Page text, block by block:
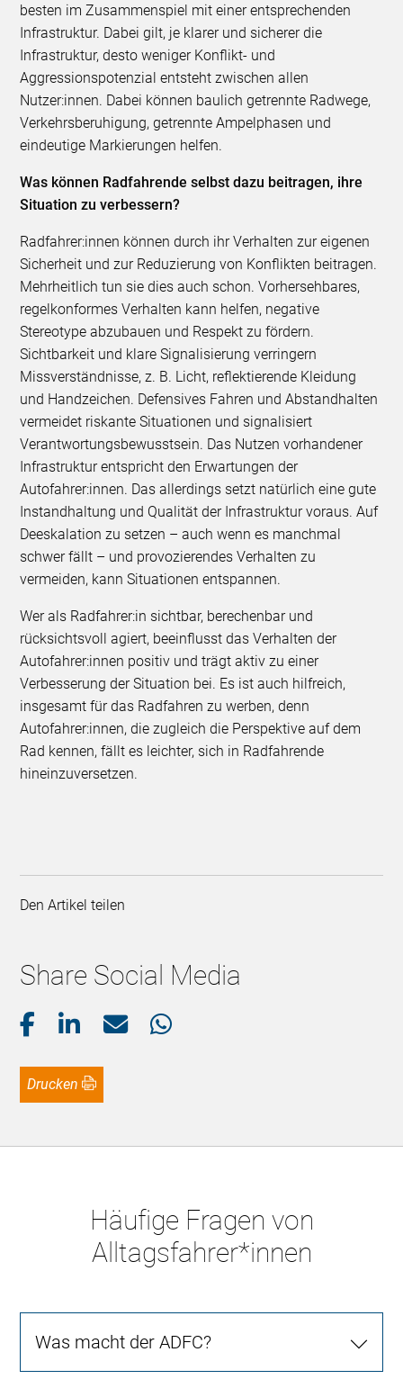
besten im Zusammenspiel mit einer entsprechenden
Infrastruktur. Dabei gilt, je klarer und sicherer die
Infrastruktur, desto weniger Konflikt- und
Aggressionspotenzial entsteht zwischen allen
Nutzer:innen. Dabei können baulich getrennte Radwege,
Verkehrsberuhigung, getrennte Ampelphasen und
eindeutige Markierungen helfen.
Was können Radfahrende selbst dazu beitragen, ihre
Situation zu verbessern?
Radfahrer:innen können durch ihr Verhalten zur eigenen
Sicherheit und zur Reduzierung von Konflikten beitragen.
Mehrheitlich tun sie dies auch schon. Vorhersehbares,
regelkonformes Verhalten kann helfen, negative
Stereotype abzubauen und Respekt zu fördern.
Sichtbarkeit und klare Signalisierung verringern
Missverständnisse, z. B. Licht, reflektierende Kleidung
und Handzeichen. Defensives Fahren und Abstandhalten
vermeidet riskante Situationen und signalisiert
Verantwortungsbewusstsein. Das Nutzen vorhandener
Infrastruktur entspricht den Erwartungen der
Autofahrer:innen. Das allerdings setzt natürlich eine gute
Instandhaltung und Qualität der Infrastruktur voraus. Auf
Deeskalation zu setzen – auch wenn es manchmal
schwer fällt – und provozierendes Verhalten zu
vermeiden, kann Situationen entspannen.
Wer als Radfahrer:in sichtbar, berechenbar und
rücksichtsvoll agiert, beeinflusst das Verhalten der
Autofahrer:innen positiv und trägt aktiv zu einer
Verbesserung der Situation bei. Es ist auch hilfreich,
insgesamt für das Radfahren zu werben, denn
Autofahrer:innen, die zugleich die Perspektive auf dem
Rad kennen, fällt es leichter, sich in Radfahrende
hineinzuversetzen.
Den Artikel teilen
Share Social Media
Drucken
Häufige Fragen von
Alltagsfahrer*innen
Was macht der ADFC?